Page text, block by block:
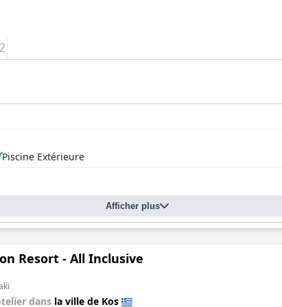
Piscine Extérieure
Afficher plus
Resort - All Inclusive
dans la ville de Kos